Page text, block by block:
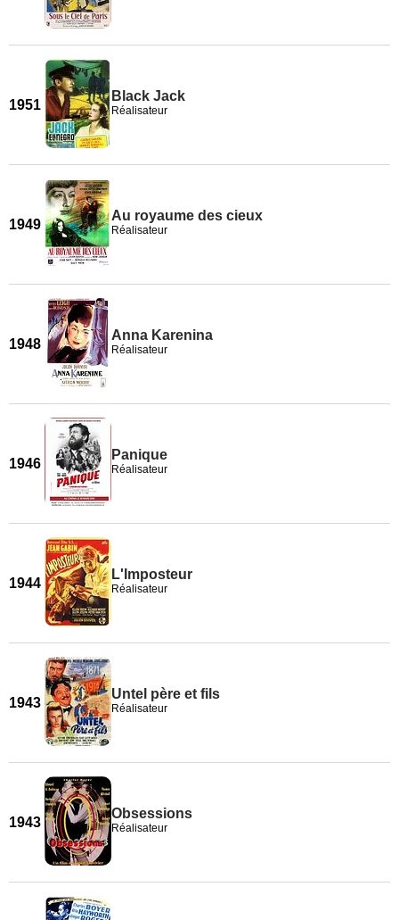
1951
Black Jack
Réalisateur
1949
Au royaume des cieux
Réalisateur
1948
Anna Karenina
Réalisateur
1946
Panique
Réalisateur
1944
L'Imposteur
Réalisateur
1943
Untel père et fils
Réalisateur
1943
Obsessions
Réalisateur